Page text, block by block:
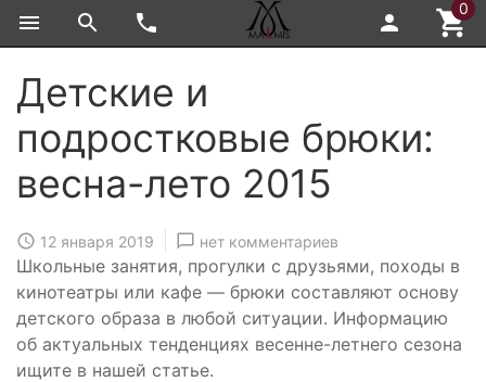
0
Детские и
подростковые брюки:
весна-лето 2015
12 января 2019 нет комментариев
Школьные занятия, прогулки с друзьями, походы в
кинотеатры или кафе — брюки составляют основу
детского образа в любой ситуации. Информацию
об актуальных тенденциях весенне-летнего сезона
ищите в нашей статье.